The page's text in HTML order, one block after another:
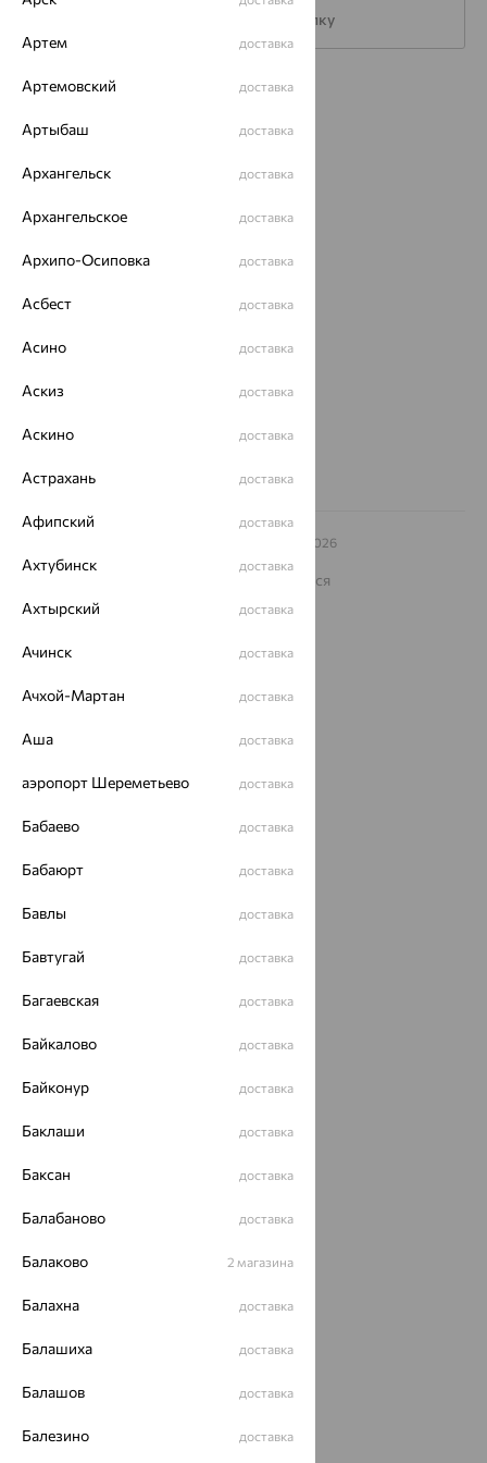
Подписаться на рассылку
Каталог
Акции
Магазины
Покупателям
О нас
Магазины и доставка
еще 3
8 (800) 250-02-30
– 2026
Архив акций
На информационном ресурсе применяются
Политика конфеденциальности
Артем доставка
Артемовский доставка
Артыбаш доставка
Архангельск доставка
Архангельское доставка
Архипо-Осиповка доставка
Асбест доставка
Асино доставка
Аскиз доставка
Аскино доставка
Астрахань доставка
Афипский доставка
Ахтубинск доставка
Ахтырский доставка
Ачинск доставка
Ачхой-Мартан доставка
Аша доставка
аэропорт Шереметьево доставка
Бабаево доставка
Бабаюрт доставка
Бавлы доставка
Бавтугай доставка
Багаевская доставка
Байкалово доставка
Байконур доставка
Баклаши доставка
Баксан доставка
Балабаново доставка
Балаково 2 магазина
Балахна доставка
Балашиха доставка
Балашов доставка
Балезино доставка